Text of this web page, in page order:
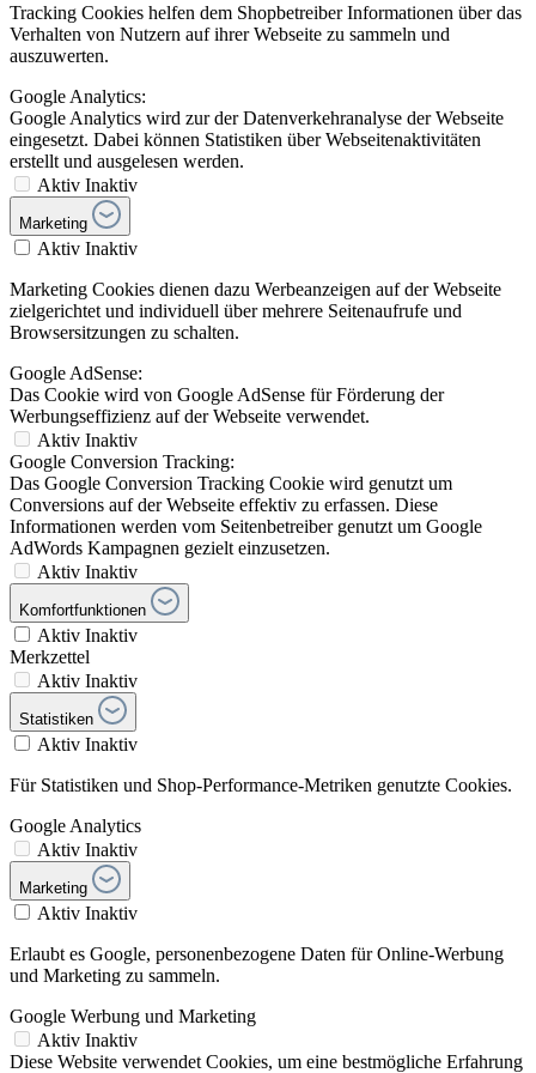
Tracking Cookies helfen dem Shopbetreiber Informationen über das
Verhalten von Nutzern auf ihrer Webseite zu sammeln und
auszuwerten.
Google Analytics:
Google Analytics wird zur der Datenverkehranalyse der Webseite
eingesetzt. Dabei können Statistiken über Webseitenaktivitäten
erstellt und ausgelesen werden.
Aktiv Inaktiv
Marketing
Aktiv Inaktiv
Marketing Cookies dienen dazu Werbeanzeigen auf der Webseite
zielgerichtet und individuell über mehrere Seitenaufrufe und
Browsersitzungen zu schalten.
Google AdSense:
Das Cookie wird von Google AdSense für Förderung der
Werbungseffizienz auf der Webseite verwendet.
Aktiv Inaktiv
Google Conversion Tracking:
Das Google Conversion Tracking Cookie wird genutzt um
Conversions auf der Webseite effektiv zu erfassen. Diese
Informationen werden vom Seitenbetreiber genutzt um Google
AdWords Kampagnen gezielt einzusetzen.
Aktiv Inaktiv
Komfortfunktionen
Aktiv Inaktiv
Merkzettel
Aktiv Inaktiv
Statistiken
Aktiv Inaktiv
Für Statistiken und Shop-Performance-Metriken genutzte Cookies.
Google Analytics
Aktiv Inaktiv
Marketing
Aktiv Inaktiv
Erlaubt es Google, personenbezogene Daten für Online-Werbung
und Marketing zu sammeln.
Google Werbung und Marketing
Aktiv Inaktiv
Diese Website verwendet Cookies, um eine bestmögliche Erfahrung